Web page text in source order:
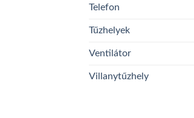
Telefon
Tűzhelyek
Ventilátor
Villanytűzhely